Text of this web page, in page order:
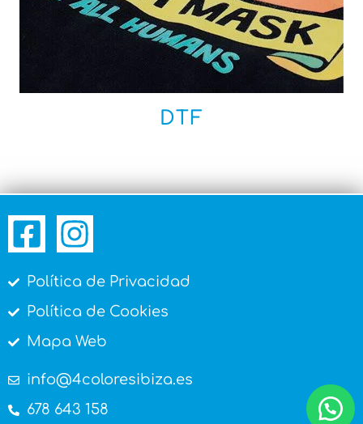
DTF
Política de Privacidad
Política de Cookies
Mapa Web
info@4coloresibiza.es
678 643 158